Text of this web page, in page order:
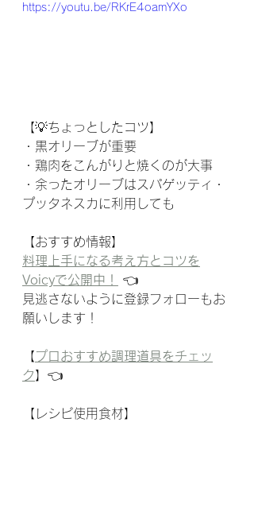
https://youtu.be/RKrE4oamYXo
【💡ちょっとしたコツ】
・黒オリーブが重要
・鶏肉をこんがりと焼くのが大事
・余ったオリーブはスパゲッティ・
プッタネスカに利用しても
【おすすめ情報】
料理上手になる考え方とコツを
Voicyで公開中！
👈
見逃さないように登録フォローもお
願いします！
【プロおすすめ調理道具をチェッ
ク】👈
【レシピ使用食材】